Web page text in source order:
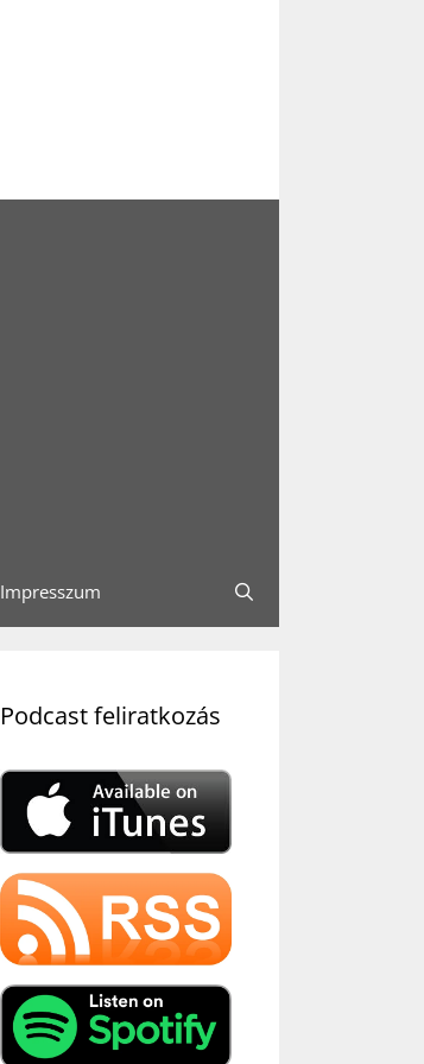
Impresszum
Podcast feliratkozás